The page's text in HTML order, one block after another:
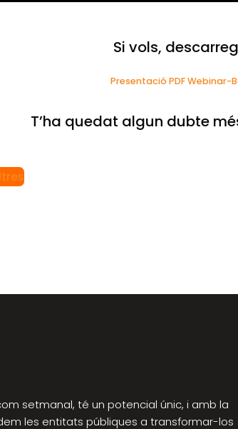
Si vols,
Presentació PDF
T’ha quedat algun dubte
setmanal, té un potencial únic, i amb la
les entitats públiques a transformar-los